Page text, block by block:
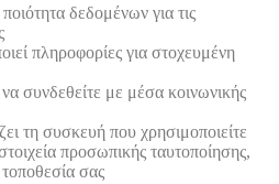
δεδομένων για τις
πληροφορίες για στοχευμένη
συνδεθείτε με μέσα κοινωνικής
τη συσκευή που χρησιμοποιείτε
προσωπικής ταυτοποίησης,
σας